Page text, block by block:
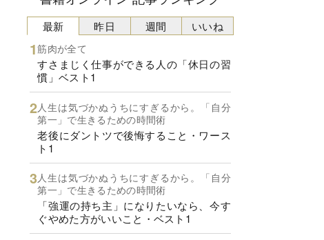
最新
筋肉が全て
すさまじく仕事ができる人の「休日の習
慣」ベスト1
人生は気づかぬうちにすぎるから。「自分
第一」で生きるための時間術
老後にダントツで後悔すること・ワース
ト1
人生は気づかぬうちにすぎるから。「自分
第一」で生きるための時間術
「強運の持ち主」になりたいなら、今す
ぐやめた方がいいこと・ベスト1
昨日 週間 いいね